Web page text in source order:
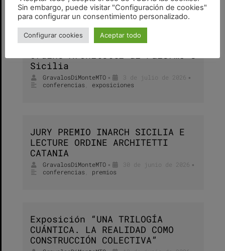
Opening mostra e lecture
Ordine Architetti di Palermo e
Sicilia
GravalosDiMonteMTO • 3 de julio de 2026 •
conferencias exposiciones
JURY PREMIO INARCH SICILIA E
LECTURE ORDINE ARCHITETTI
CATANIA
GravalosDiMonteMTO • 30 de junio de 2026 •
conferencias premios
Exposición “UNA TRILOGÍA
CUÁNTICA. LA REALIDAD COMO
CONSTRUCCIÓN COLECTIVA”
Sin embargo, puede visitar "Configuración de cookies"
para configurar un consentimiento personalizado.
Configurar cookies Aceptar todo